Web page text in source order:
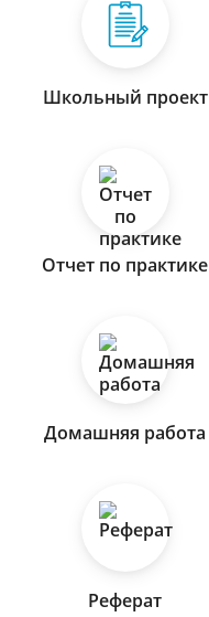
Школьный проект
Отчет по практике
Домашняя работа
Реферат